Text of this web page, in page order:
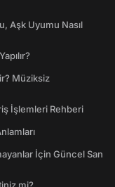
Aşk Uyumu Nasıl
Müziksiz
İşlemleri Rehberi
İçin Güncel San